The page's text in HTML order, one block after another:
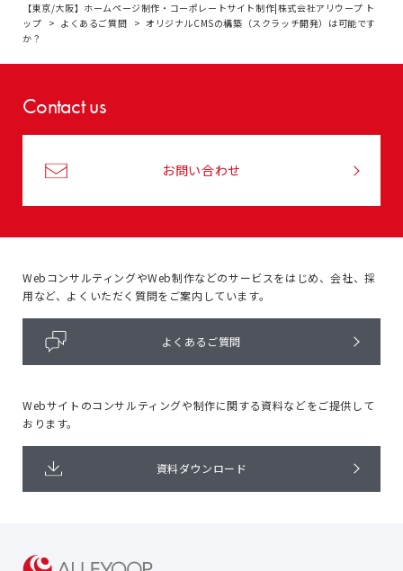
【東京/大阪】ホームページ制作・コーポレートサイト制作|株式会社アリウープ ト
ップ
よくあるご質問
オリジナルCMSの構築（スクラッチ開発）は可能です
か？
Contact us
お問い合わせ
WebコンサルティングやWeb制作などのサービスをはじめ、会社、採
用など、よくいただく質問をご案内しています。
よくあるご質問
Webサイトのコンサルティングや制作に関する資料などをご提供して
おります。
資料ダウンロード